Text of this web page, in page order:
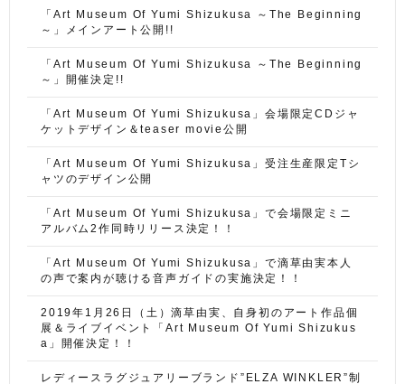
「Art Museum Of Yumi Shizukusa ～The Beginning
～」メインアート公開!!
「Art Museum Of Yumi Shizukusa ～The Beginning
～」開催決定!!
「Art Museum Of Yumi Shizukusa」会場限定CDジャ
ケットデザイン＆teaser movie公開
「Art Museum Of Yumi Shizukusa」受注生産限定Tシ
ャツのデザイン公開
「Art Museum Of Yumi Shizukusa」で会場限定ミニ
アルバム2作同時リリース決定！！
「Art Museum Of Yumi Shizukusa」で滴草由実本人
の声で案内が聴ける音声ガイドの実施決定！！
2019年1月26日（土）滴草由実、自身初のアート作品個
展＆ライブイベント「Art Museum Of Yumi Shizukus
a」開催決定！！
レディースラグジュアリーブランド”ELZA WINKLER”制